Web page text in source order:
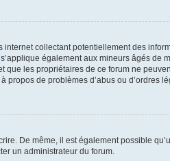
collectant potentiellement des
également aux mineurs âgés de
les propriétaires de ce forum ne
de problèmes d’abus ou d’ordres
De même, il est également possible
un administrateur du forum.